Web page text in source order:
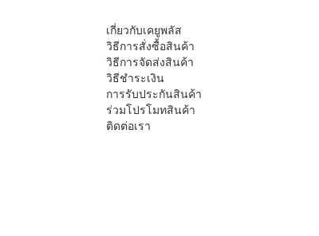
เกี่ยวกับเคยูพลัส
วิธีการสั่งซื้อสินค้า
วิธีการจัดส่งสินค้า
วิธีชำระเงิน
การรับประกันสินค้า
ร่วมโปรโมทสินค้า
ติดต่อเรา